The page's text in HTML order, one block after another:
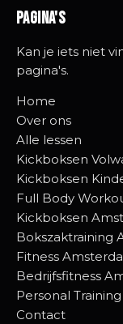
Pagina's
Kan je iets niet
pagina's.
Home
Over ons
Alle lessen
Kickboksen
Kickboksen
Full Body
Kickboksen
Bokszaktraining
Fitness
Bedrijfsfitness
Personal
Contact